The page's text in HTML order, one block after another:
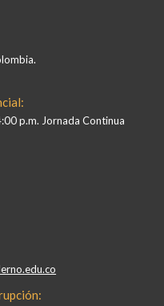
p.m. Jornada Continua